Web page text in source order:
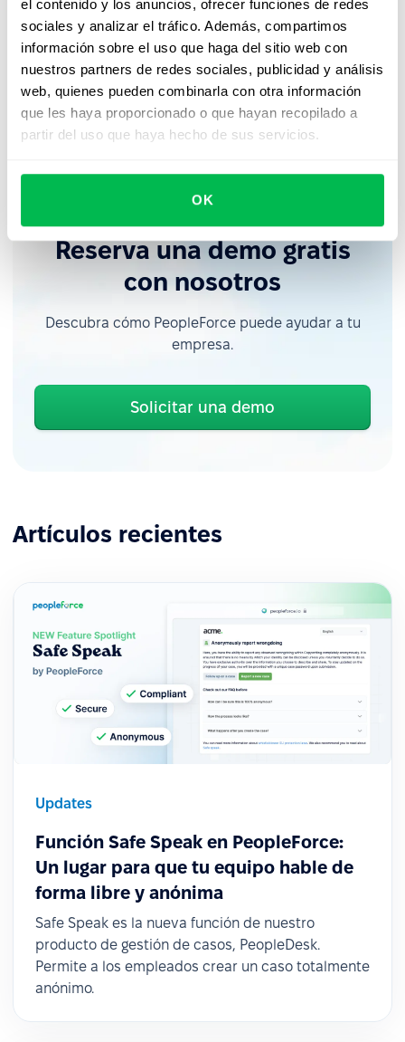
el contenido y los anuncios, ofrecer funciones de redes
sociales y analizar el tráfico. Además, compartimos
información sobre el uso que haga del sitio web con
nuestros partners de redes sociales, publicidad y análisis
web, quienes pueden combinarla con otra información
que les haya proporcionado o que hayan recopilado a
partir del uso que haya hecho de sus servicios.
OK
haciendo tu experiencia con PeopleForce más rápida,
intuitiva y sin interrupciones. Aunque los cambios en la
barra de búsqueda ya están disponibles, la nueva barra
lateral se lanzará a principios de enero—¡mantente
atento! Mientras tanto, animamos tu retroalimentación
mientras implementamos estos cambios. No dudes en
contactar a tu gestor de soporte.
Reserva una demo gratis
con nosotros
Descubra cómo PeopleForce puede ayudar a tu
empresa.
Solicitar una demo
Artículos recientes
Updates
Función Safe Speak en PeopleForce:
Un lugar para que tu equipo hable de
forma libre y anónima
Safe Speak es la nueva función de nuestro
producto de gestión de casos, PeopleDesk.
Permite a los empleados crear un caso totalmente
anónimo.